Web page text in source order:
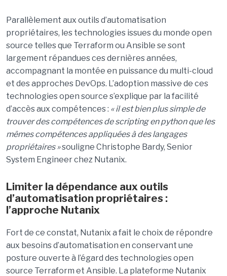
Parallèlement aux outils d’automatisation
propriétaires, les technologies issues du monde open
source telles que Terraform ou Ansible se sont
largement répandues ces dernières années,
accompagnant la montée en puissance du multi-cloud
et des approches DevOps. L’adoption massive de ces
technologies open source s’explique par la facilité
d’accès aux compétences : « il est bien plus simple de
trouver des compétences de scripting en python que les
mêmes compétences appliquées à des langages
propriétaires »souligne Christophe Bardy, Senior
System Engineer chez Nutanix.
Limiter la dépendance aux outils
d’automatisation propriétaires :
l’approche Nutanix
Fort de ce constat, Nutanix a fait le choix de répondre
aux besoins d’automatisation en conservant une
posture ouverte à l’égard des technologies open
source Terraform et Ansible. La plateforme Nutanix